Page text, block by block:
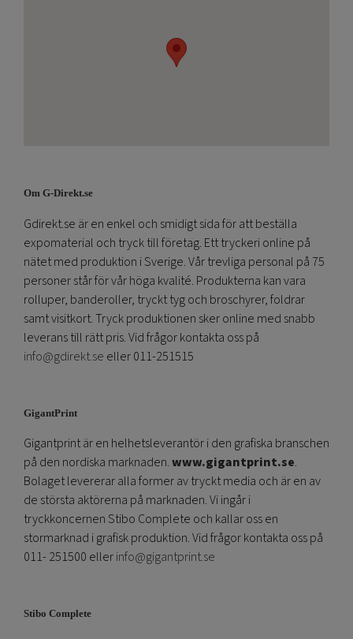
Om G-Direkt.se
Gdirekt.se är en enkel och smidigt sida för att beställa
expomaterial och tryck till företag. Ett tryckeri online på
nätet med produktion i Sverige. Vår trevliga personal på 75
personer står för vår höga kvalité. Produkterna kan vara
rolluper, banderoller, tryckt tyg och broschyrer, foldrar
samt visitkort. Tryck produktionen sker online med snabb
leverans till rätt pris. Vid frågor kontakta oss på
info@gdirekt.se eller 011-251515
GigantPrint
Gigantprint är en helhetsleverantör i den grafiska branschen
på den nordiska marknaden.www.gigantprint.se.
Bolaget levererar alla former av tryckt media och är en av
de största aktörerna på marknaden. Vi ingår i
tryckkoncernen Stibo Complete och kallar oss en
stormarknad i grafisk produktion. Vid frågor kontakta oss på
011- 251500 ellerinfo@gigantprint.se
Stibo Complete